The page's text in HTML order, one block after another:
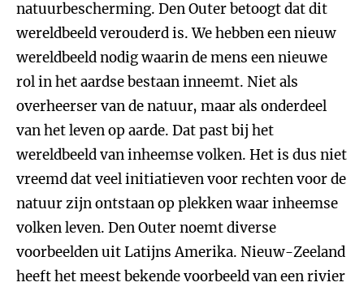
natuurbescherming. Den Outer betoogt dat dit
wereldbeeld verouderd is. We hebben een nieuw
wereldbeeld nodig waarin de mens een nieuwe
rol in het aardse bestaan inneemt. Niet als
overheerser van de natuur, maar als onderdeel
van het leven op aarde. Dat past bij het
wereldbeeld van inheemse volken. Het is dus niet
vreemd dat veel initiatieven voor rechten voor de
natuur zijn ontstaan op plekken waar inheemse
volken leven. Den Outer noemt diverse
voorbeelden uit Latijns Amerika. Nieuw-Zeeland
heeft het meest bekende voorbeeld van een rivier